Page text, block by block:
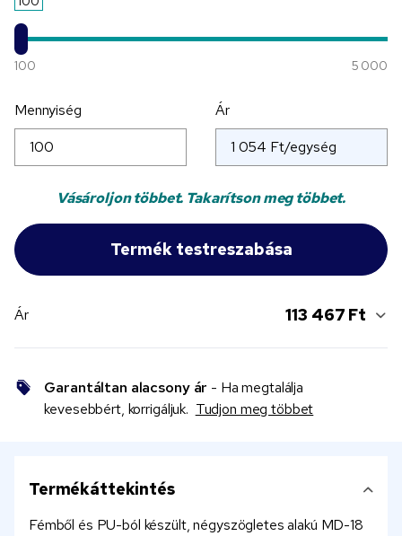
100 5 000
Mennyiség Ár
Vásároljon többet. Takarítson meg többet.
Ár 113 467 Ft
Garantáltan alacsony ár - Ha megtalálja
kevesebbért, korrigáljuk. Tudjon meg többet
Termékáttekintés
Fémből és PU-ból készült, négyszögletes alakú MD-18